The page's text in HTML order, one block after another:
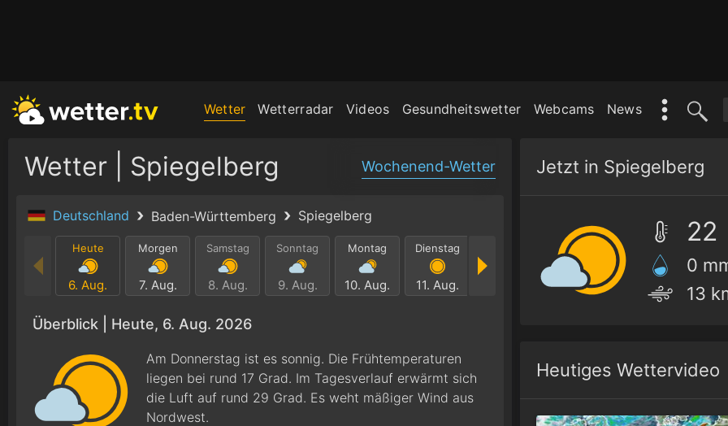
Wetter Wetterradar Videos Gesundheitswetter Webcams News
Wetter | Spiegelberg Wochenend-Wetter
Deutschland Baden-Württemberg Spiegelberg
Heute
6. Aug.
Morgen
7. Aug.
Samstag
8. Aug.
Sonntag
9. Aug.
Montag
10. Aug.
Dienstag
11. Aug.
Donnerstag
13. Aug. 14. Aug. 15.
Überblick | Heute, 6. Aug. 2026
Am Donnerstag ist es sonnig. Die Frühtemperaturen
liegen bei rund 17 Grad. Im Tagesverlauf erwärmt sich
die Luft auf rund 29 Grad. Es weht mäßiger Wind aus
Nordwest.
Jetzt in Spiegelberg
22
0
13
Heutiges Wettervideo